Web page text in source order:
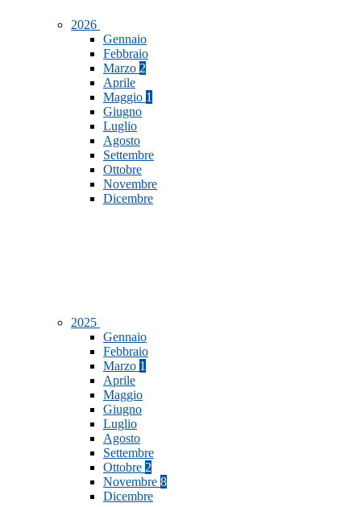
2026
Gennaio
Febbraio
Marzo 2
Aprile
Maggio 1
Giugno
Luglio
Agosto
Settembre
Ottobre
Novembre
Dicembre
2025
Gennaio
Febbraio
Marzo 1
Aprile
Maggio
Giugno
Luglio
Agosto
Settembre
Ottobre 2
Novembre 8
Dicembre